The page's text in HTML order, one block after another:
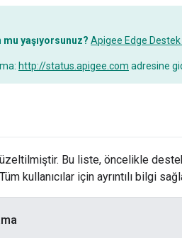
yaşıyorsunuz? Apigee Edge Destek
http://status.apigee.com adresine
Bu liste, öncelikle
kullanıcılar için ayrıntılı bilgi